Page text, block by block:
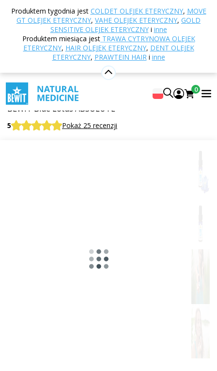
Produktem tygodnia jest COLDET OLEJEK ETERYCZNY, MOVE
GT OLEJEK ETERYCZNY, VAHE OLEJEK ETERYCZNY, GOLD
SENSITIVE OLEJEK ETERYCZNYi inne
Produktem miesiąca jest TRAWA CYTRYNOWA OLEJEK
ETERYCZNY, HAIR OLEJEK ETERYCZNY, DENT OLEJEK
ETERYCZNY, PRAWTEIN HAIRi inne
0
Strona główna
eteryczne
Jednogatunkowe olejki eteryczne
Lilia
wodna niebieska ABSOLUT olejek eteryczny
Lilia wodna niebieska ABSOLUT
olejek eteryczny
W 100% czysty i naturalny olejek eteryczny
BEWIT Blue Lotus ABSOLUTE
5 Pokaż 25 recenzji